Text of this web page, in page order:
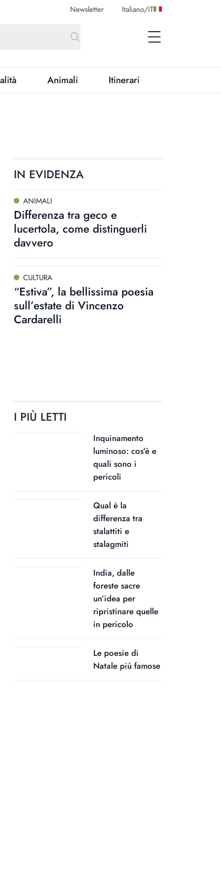
Newsletter Italiano/IT
open Menu
Animali Itinerari
IN EVIDENZA
ANIMALI
Differenza tra geco e
lucertola, come distinguerli
davvero
CULTURA
“Estiva”, la bellissima poesia
sull’estate di Vincenzo
Cardarelli
I PIÙ LETTI
Inquinamento
luminoso: cos'è e
quali sono i
pericoli
Qual è la
differenza tra
stalattiti e
stalagmiti
India, dalle
foreste sacre
un’idea per
ripristinare quelle
in pericolo
Le poesie di
Natale più famose